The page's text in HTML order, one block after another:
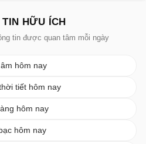
TIN HỮU ÍCH
tin được quan tâm mỗi ngày
hôm nay
tiết hôm nay
hôm nay
hôm nay